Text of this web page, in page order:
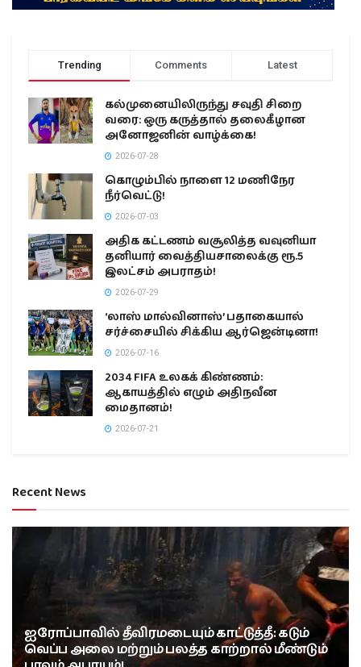
Trending Comments Latest
கல்முனையிலிருந்து சவுதி சிறை
வரை: ஒரு கருத்தால் தலைகீழான
அனோஜனின் வாழ்க்கை!
2026-07-28
கொழும்பில் நாளை 12 மணிநேர
நீர்வெட்டு!
2026-07-03
அதிக கட்டணம் வசூலித்த வவுனியா
தனியார் வைத்தியசாலைக்கு ரூ.5
இலட்சம் அபராதம்!
2026-07-29
‘லாஸ் மால்வினாஸ்’ பதாகையால்
சர்ச்சையில் சிக்கிய ஆர்ஜென்டினா!
2026-07-16
2034 FIFA உலகக் கிண்ணம்:
ஆகாயத்தில் எழும் அதிநவீன
மைதானம்!
2026-07-21
Recent News
ஐரோப்பாவில் தீவிரமடையும் காட்டுத்தீ: கடும்
வெப்ப அலை மற்றும் பலத்த காற்றால் மீண்டும்